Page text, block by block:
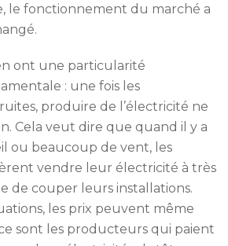
le fonctionnement du marché a
ont une particularité
: une fois les
produire de l’électricité ne
Cela veut dire que quand il y a
ou beaucoup de vent, les
vendre leur électricité à très
de couper leurs installations.
les prix peuvent même
sont les producteurs qui paient